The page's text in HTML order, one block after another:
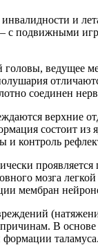
и
подвижными
ведущее
соединен
верхние
состоит
контроль
мозга
мембран
В основе